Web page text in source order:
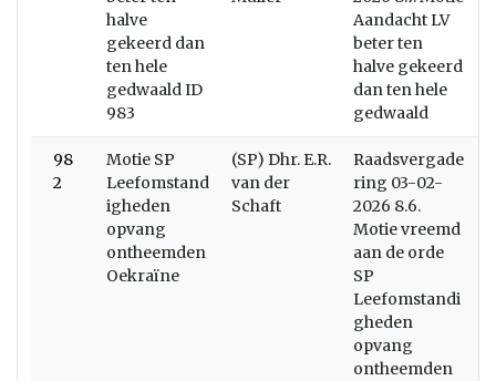
halve
gekeerd dan
ten hele
gedwaald ID
983
Aandacht LV
beter ten
halve gekeerd
dan ten hele
gedwaald
98
2
Motie SP
Leefomstand
igheden
opvang
ontheemden
Oekraïne
(SP) Dhr. E.R.
van der
Schaft
Raadsvergade
ring 03-02-
2026 8.6.
Motie vreemd
aan de orde
SP
Leefomstandi
gheden
opvang
ontheemden